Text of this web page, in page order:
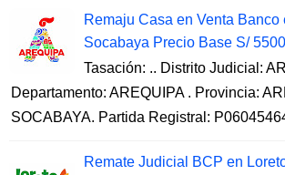
Remaju Casa en Venta Banco
Socabaya Precio Base S/
Tasación: .. Distrito Judicial:
Departamento: AREQUIPA . Provincia:
SOCABAYA. Partida Registral:
Remate Judicial BCP en